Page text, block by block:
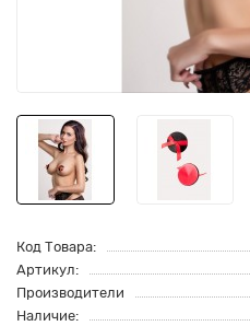
Код Товара:
Артикул:
Производители
Наличие: